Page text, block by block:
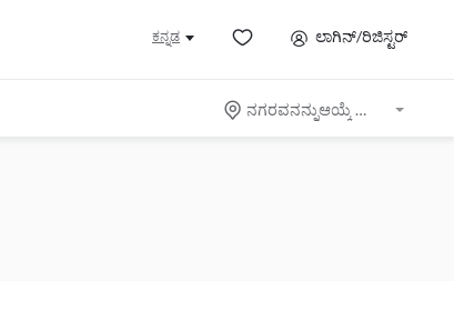
ಕನ್ನಡ ಲಾಗಿನ್/ರಿಜಿಸ್ಟರ್
ನಗರವನನ್ನುಆಯ್ಕೆ ಮಾಡಿ